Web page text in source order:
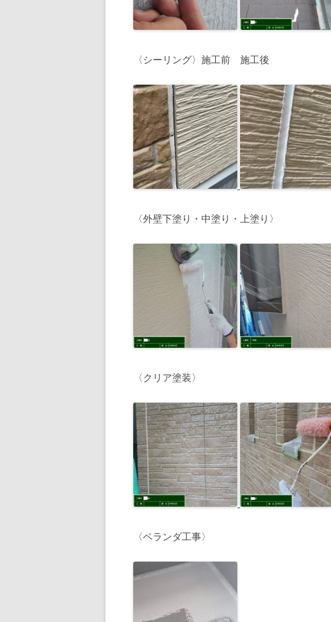
〈シーリング〉施工前 施工後
〈外壁下塗り・中塗り・上塗り〉
〈クリア塗装〉
〈ベランダ工事〉